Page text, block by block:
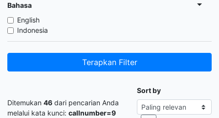
Bahasa
English
Indonesia
Terapkan Filter
Ditemukan 46 dari pencarian Anda
melalui kata kunci: callnumber=9
Sort by